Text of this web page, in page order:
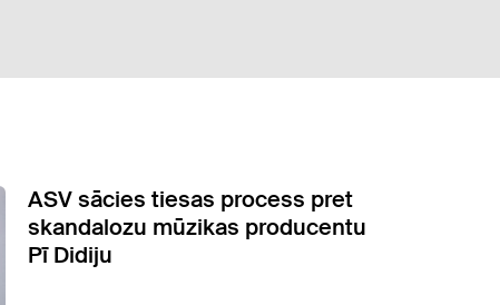
ASV sācies tiesas process pret
skandalozu mūzikas producentu
Pī Didiju